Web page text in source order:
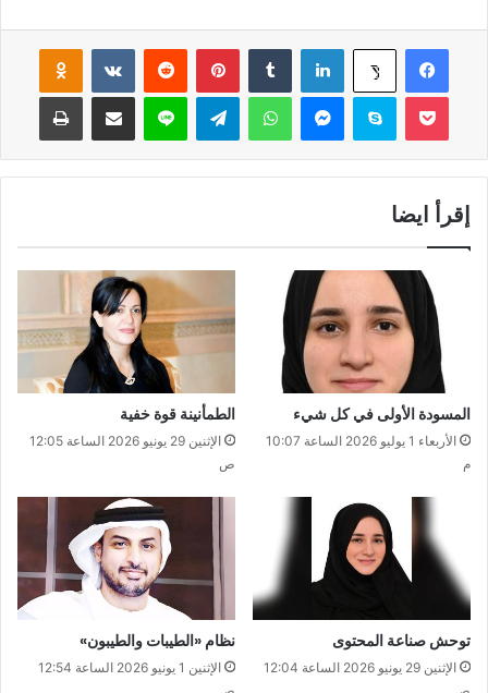
فيسبوك ‫X لينكدإن بينتيريست
سكايب واتساب لاين
إقرأ ايضا
المسودة الأولى في كل شيء
الأربعاء 1 يوليو 2026 الساعة 10:07
م
الطمأنينة قوة خفية
الإثنين 29 يونيو 2026 الساعة 12:05
ص
توحش صناعة المحتوى
الإثنين 29 يونيو 2026 الساعة 12:04
نظام «الطيبات والطيبون»
الإثنين 1 يونيو 2026 الساعة 12:54